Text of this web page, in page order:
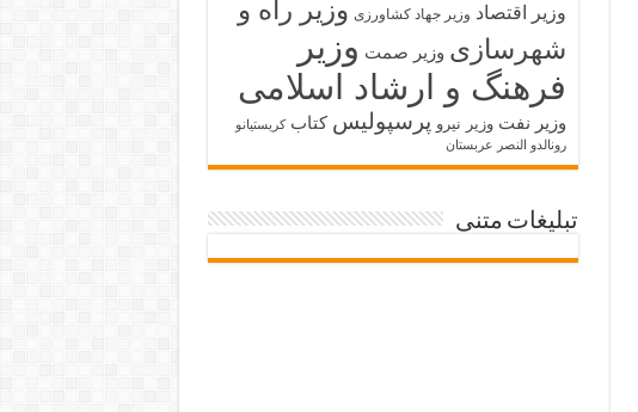
وزیر اقتصاد وزیر جهاد کشاورزی وزیر راه و
شهرسازی وزیر صمت وزیر
فرهنگ و ارشاد اسلامی
وزیر نفت وزیر نیرو پرسپولیس کتاب کریستیانو
رونالدو النصر عربستان
تبلیغات متنی